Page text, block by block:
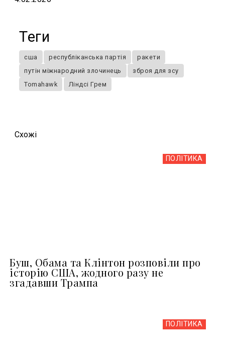
Теги
сша республіканська партія
ракети
путін міжнародний злочинець
зброя для зсу
Tomahawk
Ліндсі Грем
Схожi
ПОЛІТИКА
Буш, Обама та Клінтон розповіли про
історію США, жодного разу не
згадавши Трампа
ПОЛІТИКА